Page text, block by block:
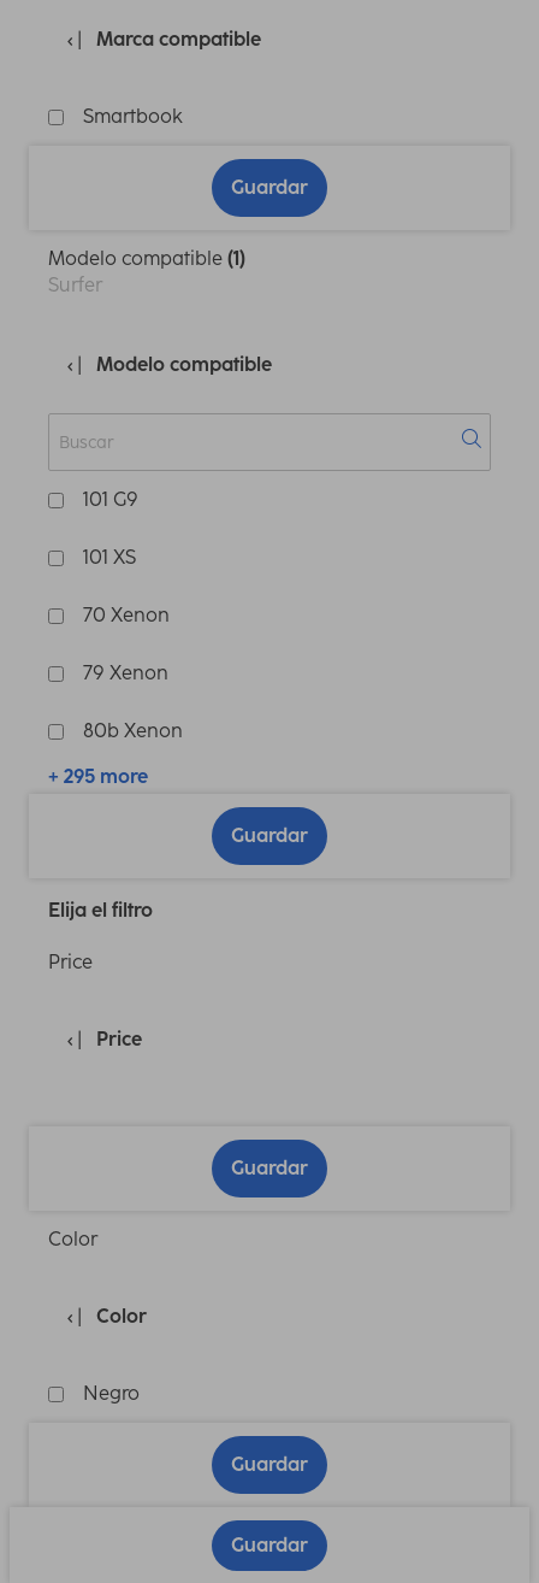
Marca compatible
Smartbook
Guardar
Modelo compatible (1)
Surfer
Modelo compatible
101 G9
101 XS
70 Xenon
79 Xenon
80b Xenon
+ 295 more
Guardar
Elija el filtro
Price
Price
Guardar
Color
Color
Negro
Guardar
Guardar